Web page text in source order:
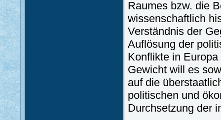
Raumes bzw. die
wissenschaftlich
Verständnis der
Auflösung der
Konflikte in
Gewicht will es
auf die
politischen und
Durchsetzung der